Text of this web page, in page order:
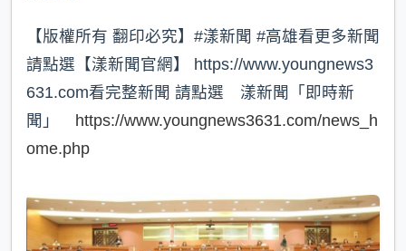
【版權所有 翻印必究】#漾新聞 #高雄看更多新聞
請點選【漾新聞官網】 https://www.youngnews3
631.com看完整新聞 請點選 漾新聞「即時新
聞」 https://www.youngnews3631.com/news_h
ome.php